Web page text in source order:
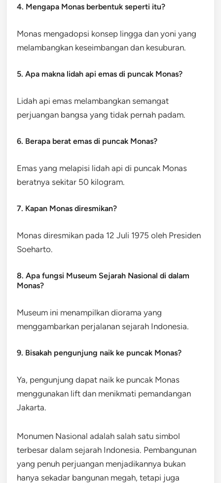
4. Mengapa Monas berbentuk seperti itu?
Monas mengadopsi konsep lingga dan yoni yang
melambangkan keseimbangan dan kesuburan.
5. Apa makna lidah api emas di puncak Monas?
Lidah api emas melambangkan semangat
perjuangan bangsa yang tidak pernah padam.
6. Berapa berat emas di puncak Monas?
Emas yang melapisi lidah api di puncak Monas
beratnya sekitar 50 kilogram.
7. Kapan Monas diresmikan?
Monas diresmikan pada 12 Juli 1975 oleh Presiden
Soeharto.
8. Apa fungsi Museum Sejarah Nasional di dalam
Monas?
Museum ini menampilkan diorama yang
menggambarkan perjalanan sejarah Indonesia.
9. Bisakah pengunjung naik ke puncak Monas?
Ya, pengunjung dapat naik ke puncak Monas
menggunakan lift dan menikmati pemandangan
Jakarta.
Monumen Nasional adalah salah satu simbol
terbesar dalam sejarah Indonesia. Pembangunan
yang penuh perjuangan menjadikannya bukan
hanya sekadar bangunan megah, tetapi juga